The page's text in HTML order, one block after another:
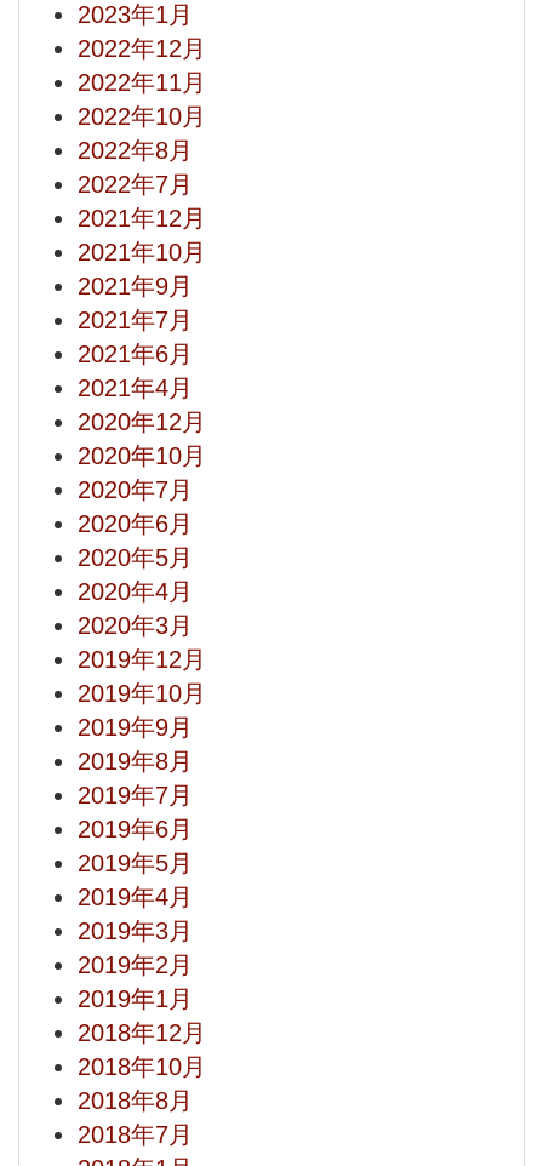
2023年1月
2022年12月
2022年11月
2022年10月
2022年8月
2022年7月
2021年12月
2021年10月
2021年9月
2021年7月
2021年6月
2021年4月
2020年12月
2020年10月
2020年7月
2020年6月
2020年5月
2020年4月
2020年3月
2019年12月
2019年10月
2019年9月
2019年8月
2019年7月
2019年6月
2019年5月
2019年4月
2019年3月
2019年2月
2019年1月
2018年12月
2018年10月
2018年8月
2018年7月